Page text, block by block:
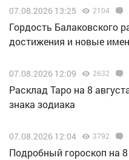
07.08.2026 13:25 2104
Гордость Балаковского
достижения и новые
07.08.2026 12:09 2632
Расклад Таро на 8
знака зодиака
07.08.2026 12:04 3792
Подробный гороскоп на